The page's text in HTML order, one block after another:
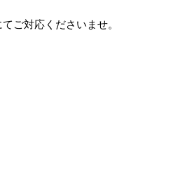
ご対応くださいませ。